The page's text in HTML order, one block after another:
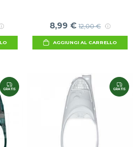
8,99 € 12,00 €
AGGIUNGI AL CARRELLO
GRATIS GRATIS